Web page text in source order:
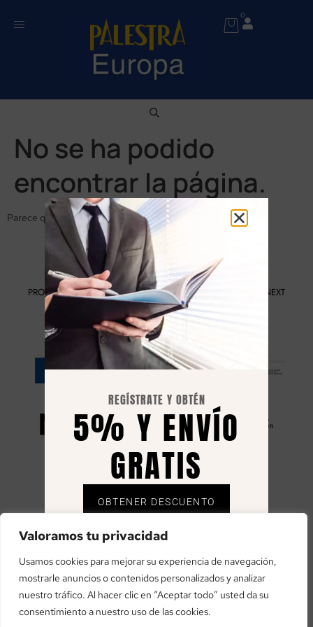
Valoramos tu privacidad
Usamos cookies para mejorar su experiencia de navegación,
mostrarle anuncios o contenidos personalizados y analizar
nuestro tráfico. Al hacer clic en “Aceptar todo” usted da su
consentimiento a nuestro uso de las cookies.
0
No se ha podido
encontrar la página.
Parece que no se ha encontrado nada en esta ubicación.
PROGRAMA KIT DIGITAL FINANCIADO POR LOS FONDOS NEXT
GENERATION DEL MECANISMO DE RECUPERACIÓN Y
RESILIENCIA
«financiado por la Unión Europea – NextGenerationEU»
«Financiado por la Unión Europea – NextGenerationEU. Sin
embargo, los puntos de vista y las opiniones expresadas son
únicamente los del autor o autores y no reflejan necesariamente
los de la Unión Europea o la Comisión Europea. Ni la Unión
Europea ni la Comisión Europea pueden ser consideradas
REGÍSTRATE Y OBTÉN
5% Y ENVÍO
GRATIS
OBTENER DESCUENTO
mediante cupón al correo registrado.